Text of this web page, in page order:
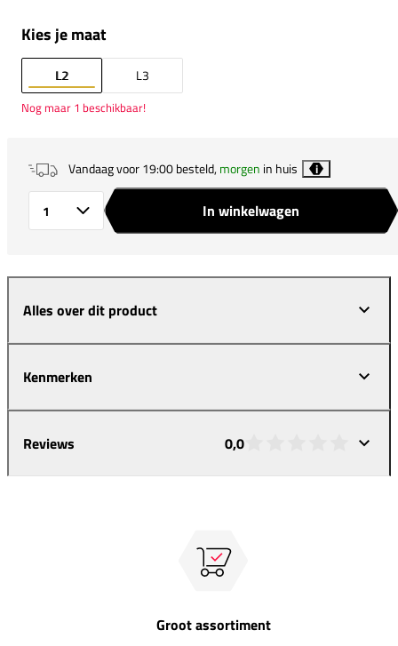
Kies je maat
L2 L3
Nog maar 1 beschikbaar!
Vandaag voor 19:00 besteld,morgen in huis i
In winkelwagen
Alles over dit product
Kenmerken
Reviews 0,0
Groot assortiment